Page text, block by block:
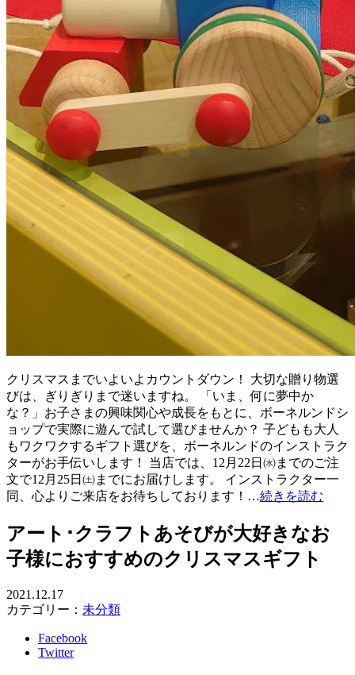
クリスマスまでいよいよカウントダウン！ 大切な贈り物選
びは、ぎりぎりまで迷いますね。 「いま、何に夢中か
な？」お子さまの興味関心や成長をもとに、ボーネルンドシ
ョップで実際に遊んで試して選びませんか？ 子どもも大人
もワクワクするギフト選びを、ボーネルンドのインストラク
ターがお手伝いします！ 当店では、12月22日㈬までのご注
文で12月25日㈯までにお届けします。 インストラクター一
同、心よりご来店をお待ちしております！…続きを読む
アート･クラフトあそびが大好きなお
子様におすすめのクリスマスギフト
2021.12.17
カテゴリー： 未分類
Facebook
Twitter